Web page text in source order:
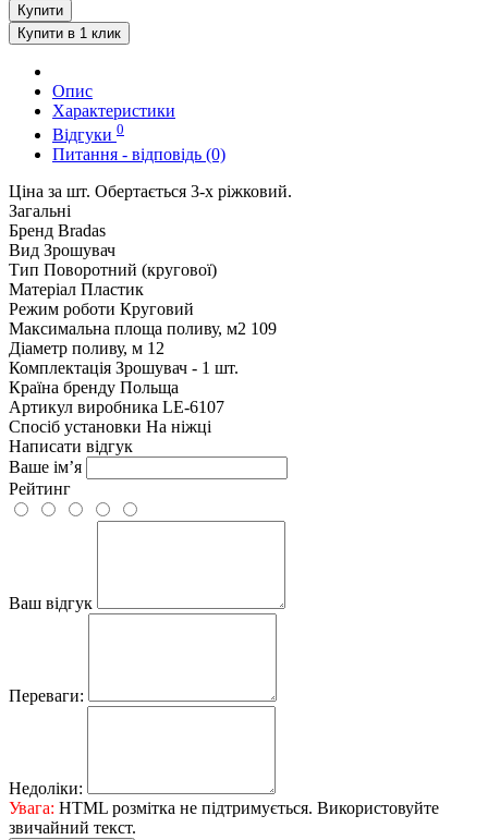
Купити
Купити в 1 клик
Опис
Характеристики
Відгуки 0
Питання - відповідь (0)
Ціна за шт. Обертається 3-х ріжковий.
Загальні
Бренд Bradas
Вид Зрошувач
Тип Поворотний (кругової)
Матеріал Пластик
Режим роботи Круговий
Максимальна площа поливу, м2 109
Діаметр поливу, м 12
Комплектація Зрошувач - 1 шт.
Країна бренду Польща
Артикул виробника LE-6107
Спосіб установки На ніжці
Написати відгук
Ваше ім’я
Рейтинг
Ваш відгук
Переваги:
Недоліки:
Увага: HTML розмітка не підтримується. Використовуйте
звичайний текст.